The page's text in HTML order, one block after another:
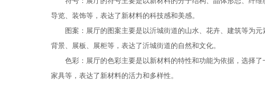
导览、装饰等，表达了新材料的科技感和美感。
图案：展厅的图案主要是以沂城街道的山水、花卉、建筑等为
背景、展板、展柜等，表达了沂城街道的自然和文化。
色彩：展厅的色彩主要是以新材料的特性和功能为依据，选择
家具等，表达了新材料的活力和多样性。